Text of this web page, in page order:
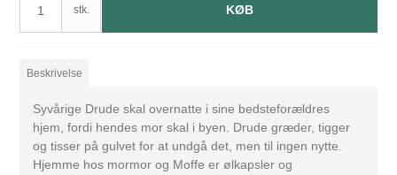
stk. KØB
Beskrivelse
Syvårige Drude skal overnatte i sine bedsteforældres
hjem, fordi hendes mor skal i byen. Drude græder, tigger
og tisser på gulvet for at undgå det, men til ingen nytte.
Hjemme hos mormor og Moffe er ølkapsler og